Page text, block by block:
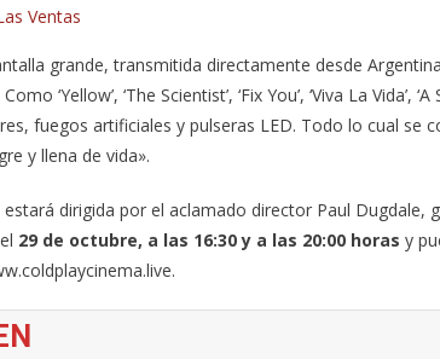
Ventas
grande, transmitida directamente desde
‘Yellow’, ‘The Scientist’, ‘Fix You’, ‘Viva La Vida’, ‘A
fuegos artificiales y pulseras LED. Todo lo cual se
y llena de vida».
dirigida por el aclamado director Paul Dugdale,
29 de octubre, a las 16:30 y a las 20:00 horas y